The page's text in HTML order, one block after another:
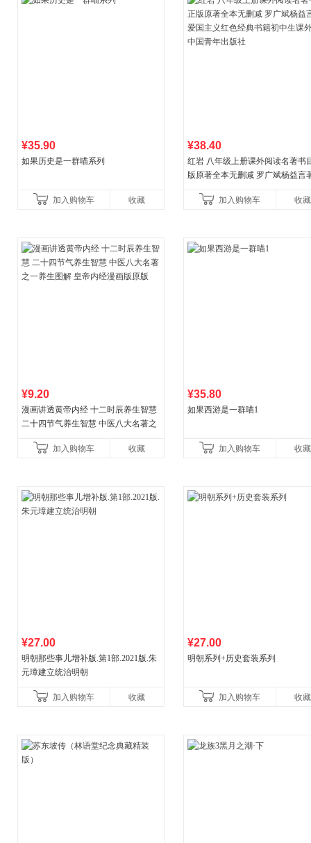
¥35.90
如果历史是一群喵系列
加入购物车 收藏
¥38.40
红岩 八年级上册课外阅读名著书
版原著全本无删减 罗广斌杨益言
国青年出版社加入购物车 收藏
¥9.20
漫画讲透黄帝内经 十二时辰养生智慧
二十四节气养生智慧 中医八大名著之
加入购物车
收藏
¥35.80
如果西游是一群喵1
加入购物车 收藏
¥27.00
明朝那些事儿增补版.第1部.2021版.朱
元璋建立统治明朝
加入购物车 收藏
¥27.00
明朝系列+历史套装系列
加入购物车 收藏